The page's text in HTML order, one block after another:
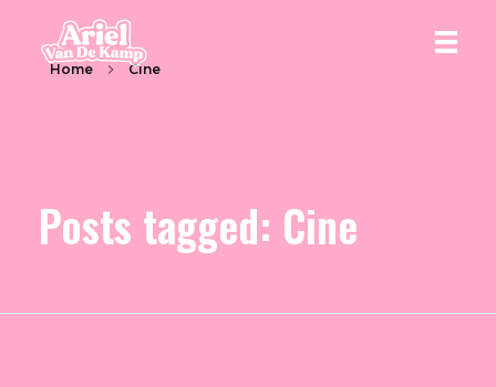
Ariel Van De Kamp
Home Cine
Posts tagged: Cine